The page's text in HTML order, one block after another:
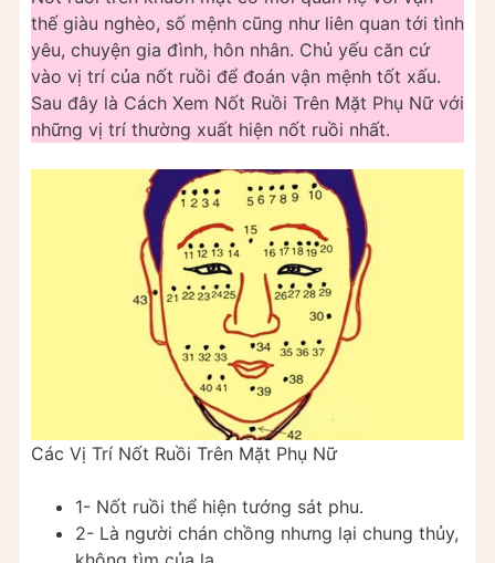
thế giàu nghèo, số mệnh cũng như liên quan tới tình
yêu, chuyện gia đình, hôn nhân. Chủ yếu căn cứ
vào vị trí của nốt ruồi để đoán vận mệnh tốt xấu.
Sau đây là Cách Xem Nốt Ruồi Trên Mặt Phụ Nữ với
những vị trí thường xuất hiện nốt ruồi nhất.
Các Vị Trí Nốt Ruồi Trên Mặt Phụ Nữ
1- Nốt ruồi thể hiện tướng sát phu.
2- Là người chán chồng nhưng lại chung thủy,